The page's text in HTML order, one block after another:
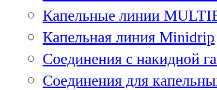
Капельные линии
Капельная линия Minidrip
Соединения с накидной
Соединения для